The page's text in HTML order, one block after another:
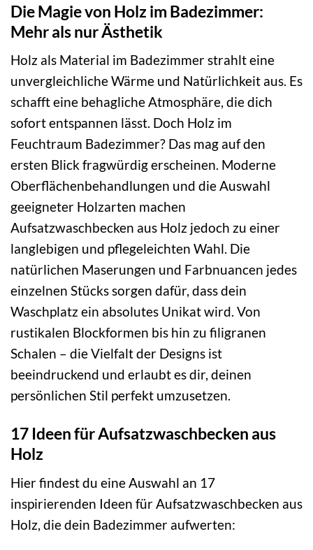
Die Magie von Holz im Badezimmer:
Mehr als nur Ästhetik
Holz als Material im Badezimmer strahlt eine
unvergleichliche Wärme und Natürlichkeit aus. Es
schafft eine behagliche Atmosphäre, die dich
sofort entspannen lässt. Doch Holz im
Feuchtraum Badezimmer? Das mag auf den
ersten Blick fragwürdig erscheinen. Moderne
Oberflächenbehandlungen und die Auswahl
geeigneter Holzarten machen
Aufsatzwaschbecken aus Holz jedoch zu einer
langlebigen und pflegeleichten Wahl. Die
natürlichen Maserungen und Farbnuancen jedes
einzelnen Stücks sorgen dafür, dass dein
Waschplatz ein absolutes Unikat wird. Von
rustikalen Blockformen bis hin zu filigranen
Schalen – die Vielfalt der Designs ist
beeindruckend und erlaubt es dir, deinen
persönlichen Stil perfekt umzusetzen.
17 Ideen für Aufsatzwaschbecken aus
Holz
Hier findest du eine Auswahl an 17
inspirierenden Ideen für Aufsatzwaschbecken aus
Holz, die dein Badezimmer aufwerten: